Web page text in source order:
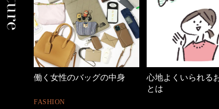
働く女性のバッグの中身
FASHION
心地よくいられる
とは